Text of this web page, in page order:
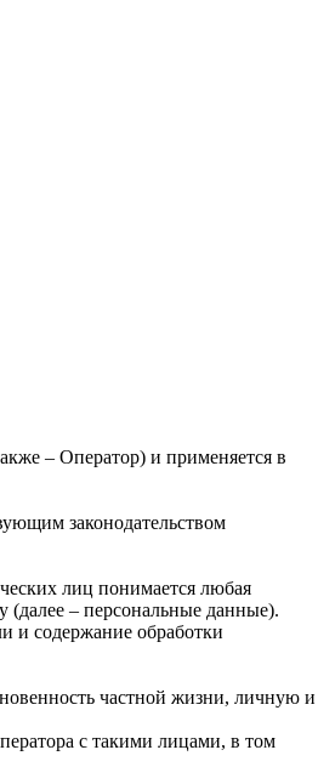
– Оператор) и применяется в
законодательством
лиц понимается любая
– персональные данные).
содержание обработки
частной жизни, личную и
с такими лицами, в том